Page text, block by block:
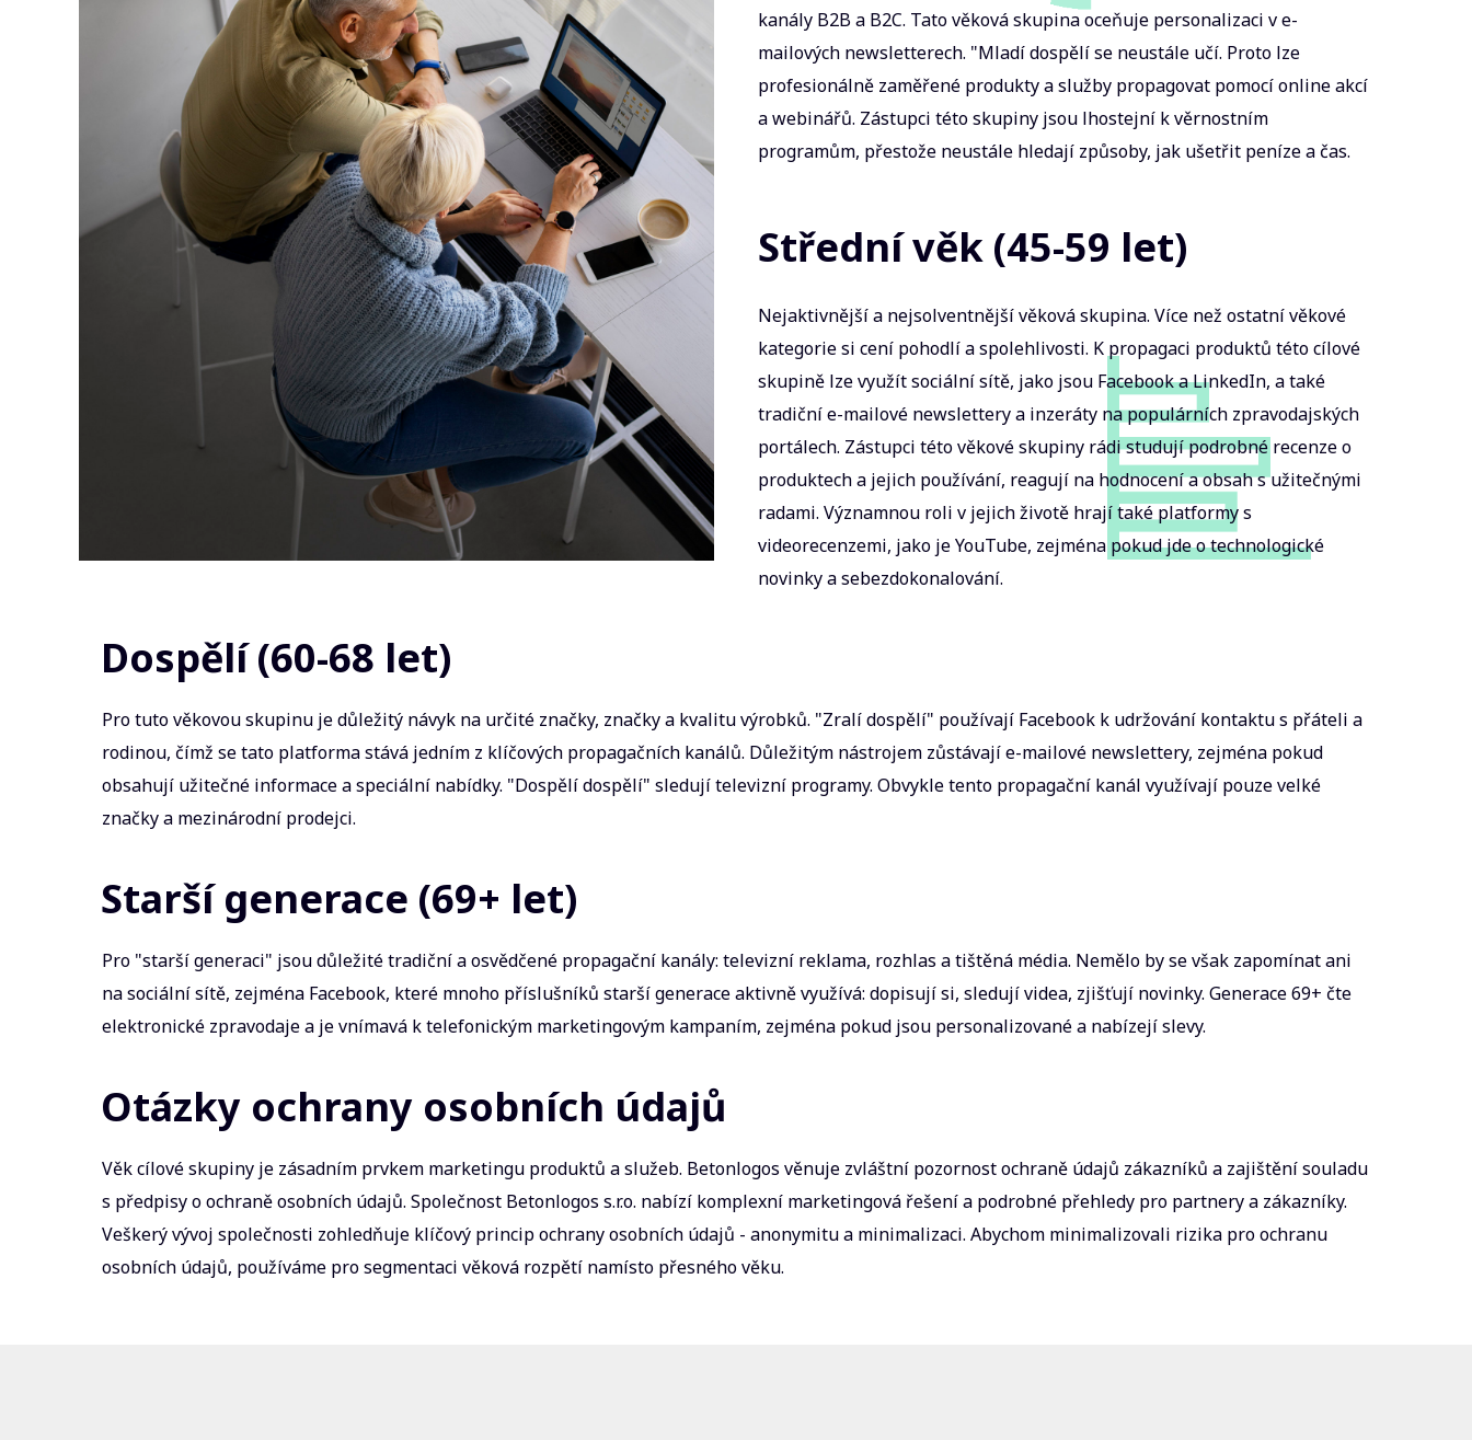
Pro tuto věkovou skupinu je důležitý návyk na určité značky, značky a kvalitu výrobků. "Zralí dospělí" používají Facebook k udržování kontaktu s přáteli a
rodinou, čímž se tato platforma stává jedním z klíčových propagačních kanálů. Důležitým nástrojem zůstávají e-mailové newslettery, zejména pokud
obsahují užitečné informace a speciální nabídky. "Dospělí dospělí" sledují televizní programy. Obvykle tento propagační kanál využívají pouze velké
značky a mezinárodní prodejci.
kanály B2B a B2C. Tato věková skupina oceňuje personalizaci v e-
mailových newsletterech. "Mladí dospělí se neustále učí. Proto lze
profesionálně zaměřené produkty a služby propagovat pomocí online akcí
a webinářů. Zástupci této skupiny jsou lhostejní k věrnostním
programům, přestože neustále hledají způsoby, jak ušetřit peníze a čas.
Dospělí (60-68 let)
Nejaktivnější a nejsolventnější věková skupina. Více než ostatní věkové
kategorie si cení pohodlí a spolehlivosti. K propagaci produktů této cílové
skupině lze využít sociální sítě, jako jsou Facebook a LinkedIn, a také
tradiční e-mailové newslettery a inzeráty na populárních zpravodajských
portálech. Zástupci této věkové skupiny rádi studují podrobné recenze o
produktech a jejich používání, reagují na hodnocení a obsah s užitečnými
radami. Významnou roli v jejich životě hrají také platformy s
videorecenzemi, jako je YouTube, zejména pokud jde o technologické
novinky a sebezdokonalování.
Střední věk (45-59 let)
Pro "starší generaci" jsou důležité tradiční a osvědčené propagační kanály: televizní reklama, rozhlas a tištěná média. Nemělo by se však zapomínat ani
na sociální sítě, zejména Facebook, které mnoho příslušníků starší generace aktivně využívá: dopisují si, sledují videa, zjišťují novinky. Generace 69+ čte
elektronické zpravodaje a je vnímavá k telefonickým marketingovým kampaním, zejména pokud jsou personalizované a nabízejí slevy.
Starší generace (69+ let)
Věk cílové skupiny je zásadním prvkem marketingu produktů a služeb. Betonlogos věnuje zvláštní pozornost ochraně údajů zákazníků a zajištění souladu
s předpisy o ochraně osobních údajů. Společnost Betonlogos s.r.o. nabízí komplexní marketingová řešení a podrobné přehledy pro partnery a zákazníky.
Veškerý vývoj společnosti zohledňuje klíčový princip ochrany osobních údajů - anonymitu a minimalizaci. Abychom minimalizovali rizika pro ochranu
osobních údajů, používáme pro segmentaci věková rozpětí namísto přesného věku.
Otázky ochrany osobních údajů